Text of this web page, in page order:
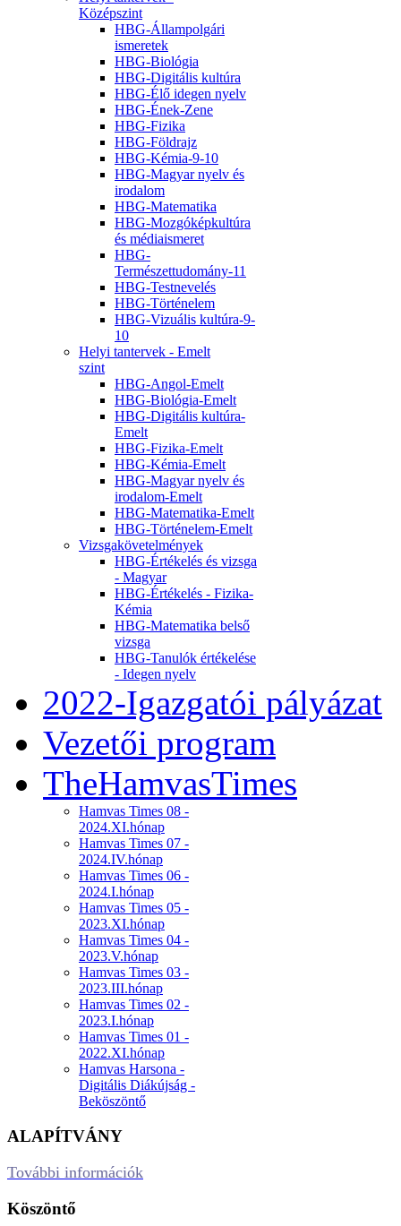
Középszint
HBG-Állampolgári
ismeretek
HBG-Biológia
HBG-Digitális kultúra
HBG-Élő idegen nyelv
HBG-Ének-Zene
HBG-Fizika
HBG-Földrajz
HBG-Kémia-9-10
HBG-Magyar nyelv és
irodalom
HBG-Matematika
HBG-Mozgóképkultúra
és médiaismeret
HBG-
Természettudomány-11
HBG-Testnevelés
HBG-Történelem
HBG-Vizuális kultúra-9-
10
Helyi tantervek - Emelt
szint
HBG-Angol-Emelt
HBG-Biológia-Emelt
HBG-Digitális kultúra-
Emelt
HBG-Fizika-Emelt
HBG-Kémia-Emelt
HBG-Magyar nyelv és
irodalom-Emelt
HBG-Matematika-Emelt
HBG-Történelem-Emelt
Vizsgakövetelmények
HBG-Értékelés és vizsga
- Magyar
HBG-Értékelés - Fizika-
Kémia
HBG-Matematika belső
vizsga
HBG-Tanulók értékelése
- Idegen nyelv
2022-Igazgatói pályázat
Vezetői program
TheHamvasTimes
Hamvas Times 08 -
2024.XI.hónap
Hamvas Times 07 -
2024.IV.hónap
Hamvas Times 06 -
2024.I.hónap
Hamvas Times 05 -
2023.XI.hónap
Hamvas Times 04 -
2023.V.hónap
Hamvas Times 03 -
2023.III.hónap
Hamvas Times 02 -
2023.I.hónap
Hamvas Times 01 -
2022.XI.hónap
Hamvas Harsona -
Digitális Diákújság -
Beköszöntő
ALAPÍTVÁNY
További információk
Köszöntő